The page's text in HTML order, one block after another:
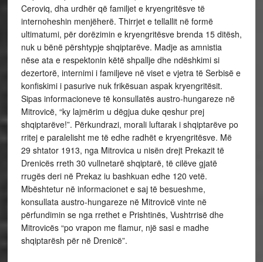
Ceroviq, dha urdhër që familjet e kryengritësve të
internoheshin menjëherë. Thirrjet e tellallit në formë
ultimatumi, për dorëzimin e kryengritësve brenda 15 ditësh,
nuk u bënë përshtypje shqiptarëve. Madje as amnistia
nëse ata e respektonin këtë shpallje dhe ndëshkimi si
dezertorë, internimi i familjeve në viset e vjetra të Serbisë e
konfiskimi i pasurive nuk frikësuan aspak kryengritësit.
Sipas informacioneve të konsullatës austro-hungareze në
Mitrovicë, “ky lajmërim u dëgjua duke qeshur prej
shqiptarëve!”. Përkundrazi, morali luftarak i shqiptarëve po
rritej e paralelisht me të edhe radhët e kryengritësve. Më
29 shtator 1913, nga Mitrovica u nisën drejt Prekazit të
Drenicës rreth 30 vullnetarë shqiptarë, të cilëve gjatë
rrugës deri në Prekaz iu bashkuan edhe 120 vetë.
Mbështetur në informacionet e saj të besueshme,
konsullata austro-hungareze në Mitrovicë vinte në
përfundimin se nga rrethet e Prishtinës, Vushtrrisë dhe
Mitrovicës “po vrapon me flamur, një sasi e madhe
shqiptarësh për në Drenicë”.